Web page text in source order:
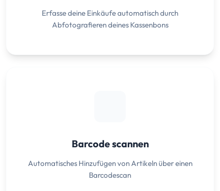
Erfasse deine Einkäufe automatisch durch
Abfotografieren deines Kassenbons
Barcode scannen
Automatisches Hinzufügen von Artikeln über einen
Barcodescan